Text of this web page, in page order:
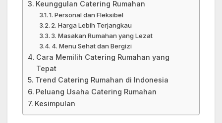
Keunggulan Catering Rumahan
1. Personal dan Fleksibel
2. Harga Lebih Terjangkau
3. Masakan Rumahan yang Lezat
4. Menu Sehat dan Bergizi
Cara Memilih Catering Rumahan yang
Tepat
Trend Catering Rumahan di Indonesia
Peluang Usaha Catering Rumahan
Kesimpulan